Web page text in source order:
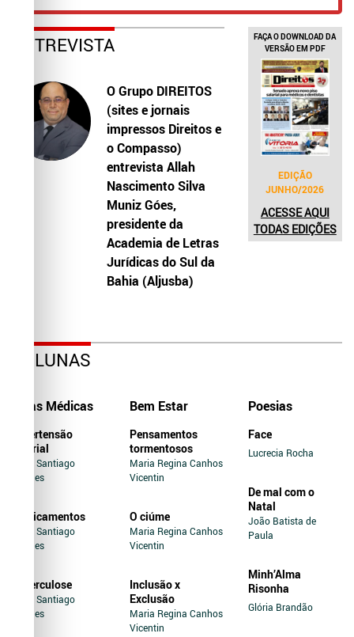
ENTREVISTA
O Grupo DIREITOS
(sites e jornais
impressos Direitos e
o Compasso)
entrevista Allah
Nascimento Silva
Muniz Góes,
presidente da
Academia de Letras
Jurídicas do Sul da
Bahia (Aljusba)
FAÇA O DOWNLOAD DA
VERSÃO EM PDF
EDIÇÃO
JUNHO/2026
ACESSE AQUI
TODAS EDIÇÕES
COLUNAS
Dicas Médicas
Hipertensão
Arterial
Jairo Santiago
Novaes
Medicamentos
Jairo Santiago
Novaes
Tuberculose
Jairo Santiago
Novaes
Bem Estar
Pensamentos
tormentosos
Maria Regina Canhos
Vicentin
O ciúme
Maria Regina Canhos
Vicentin
Inclusão x
Exclusão
Maria Regina Canhos
Vicentin
Poesias
Face
Lucrecia Rocha
De mal com o
Natal
João Batista de
Paula
Minh’Alma
Risonha
Glória Brandão